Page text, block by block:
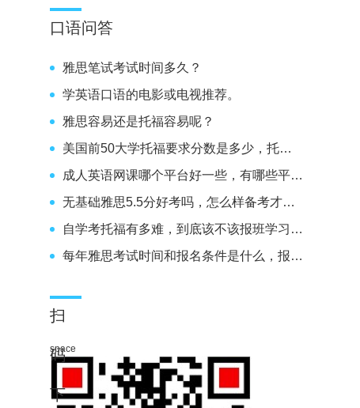
口语问答
雅思笔试考试时间多久？
学英语口语的电影或电视推荐。
雅思容易还是托福容易呢？
美国前50大学托福要求分数是多少，托福100分能不能上呢？
成人英语网课哪个平台好一些，有哪些平台推荐。
无基础雅思5.5分好考吗，怎么样备考才能考到5.5分呢？
自学考托福有多难，到底该不该报班学习雅思呢？
每年雅思考试时间和报名条件是什么，报名要求高不高。
扫
码
下
space